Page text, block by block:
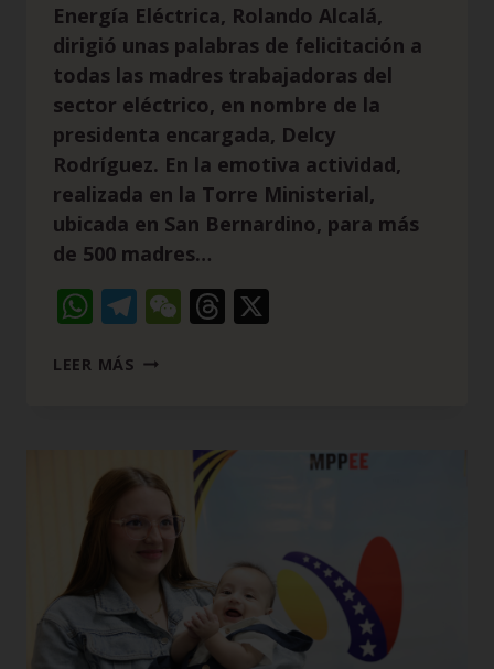
Energía Eléctrica, Rolando Alcalá,
dirigió unas palabras de felicitación a
todas las madres trabajadoras del
sector eléctrico, en nombre de la
presidenta encargada, Delcy
Rodríguez. En la emotiva actividad,
realizada en la Torre Ministerial,
ubicada en San Bernardino, para más
de 500 madres…
WhatsApp
Telegram
WeChat
Threads
LEER MÁS